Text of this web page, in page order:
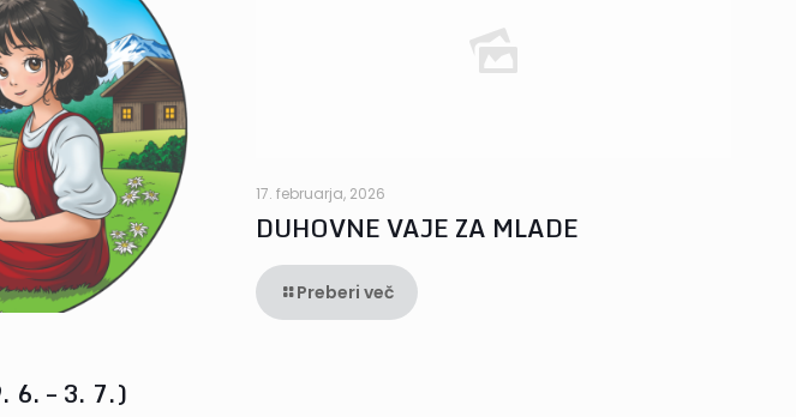
6. – 3. 7.)
17. februarja, 2026
DUHOVNE VAJE ZA MLADE
Preberi več